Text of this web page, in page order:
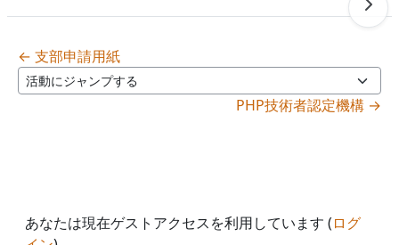
← 支部申請用紙
活動にジャンプする
PHP技術者認定機構 →
あなたは現在ゲストアクセスを利用しています (ログ